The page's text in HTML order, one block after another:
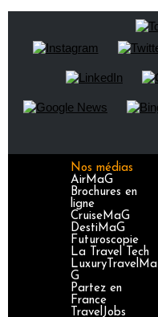
Nos médias
AirMaG
Brochures en
ligne
CruiseMaG
DestiMaG
Futuroscopie
La Travel Tech
LuxuryTravelMa
G
Partez en
France
TravelJobs